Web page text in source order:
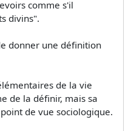
comme s'il
divins".
donner une définition
de la vie
de la définir, mais sa
de vue sociologique.